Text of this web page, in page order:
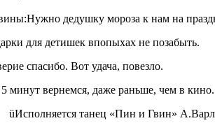
дедушку мороза к нам на
для детишек впопыхах не позабыть.
спасибо. Вот удача, повезло.
5 минут вернемся, даже раньше, чем в кино.
üИсполняется танец «Пин и Гвин»